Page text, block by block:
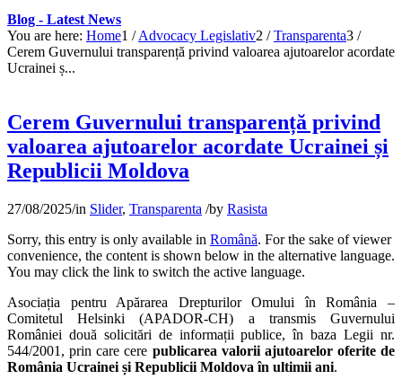
Blog - Latest News
You are here: Home1 / Advocacy Legislativ2 / Transparenta3 /
Cerem Guvernului transparență privind valoarea ajutoarelor acordate
Ucrainei ș...
Cerem Guvernului transparență privind
valoarea ajutoarelor acordate Ucrainei și
Republicii Moldova
27/08/2025/in Slider, Transparenta /by Rasista
Sorry, this entry is only available in Română. For the sake of viewer
convenience, the content is shown below in the alternative language.
You may click the link to switch the active language.
Asociația pentru Apărarea Drepturilor Omului în România –
Comitetul Helsinki (APADOR-CH) a transmis Guvernului
României două solicitări de informații publice, în baza Legii nr.
544/2001, prin care cere publicarea valorii ajutoarelor oferite de
România Ucrainei și Republicii Moldova în ultimii ani.